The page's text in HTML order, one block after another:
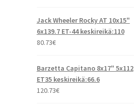
Jack Wheeler Rocky AT 10x15"
6x139.7 ET-44 keskireikä:110
80.73€
Barzetta Capitano 8x17" 5x112
ET35 keskireikä:66.6
120.73€